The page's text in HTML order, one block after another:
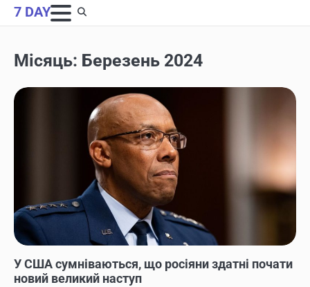
Skip
to
7 DAY
Місяць: Березень 2024
У США сумніваються, що росіяни здатні почати
новий великий наступ